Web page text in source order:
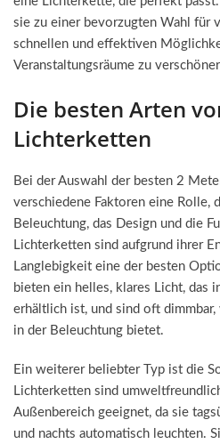
sie zu einer bevorzugten Wahl für
schnellen und effektiven
Veranstaltungsräume zu
Die besten Arten
Lichterketten
Bei der Auswahl der besten 2
verschiedene Faktoren eine Rolle,
Beleuchtung, das Design und die
Lichterketten sind aufgrund ihrer
Langlebigkeit eine der besten
bieten ein helles, klares Licht, das
erhältlich ist, und sind oft
in der Beleuchtung bietet.
Ein weiterer beliebter Typ ist die
Lichterketten sind
Außenbereich geeignet, da sie
und nachts automatisch leuchten.